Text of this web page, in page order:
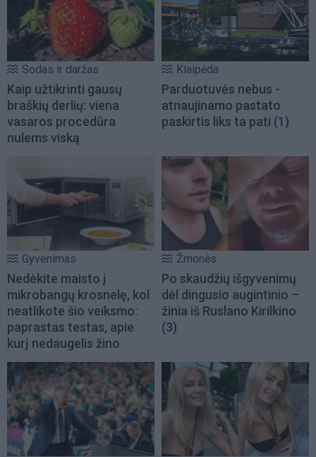
Sodas ir daržas
Kaip užtikrinti gausų
braškių derlių: viena
vasaros procedūra
nulems viską
Klaipėda
Parduotuvės nebus -
atnaujinamo pastato
paskirtis liks ta pati (1)
Gyvenimas
Nedėkite maisto į
mikrobangų krosnelę, kol
neatlikote šio veiksmo:
paprastas testas, apie
kurį nedaugelis žino
Žmonės
Po skaudžių išgyvenimų
dėl dingusio augintinio –
žinia iš Ruslano Kirilkino
(3)